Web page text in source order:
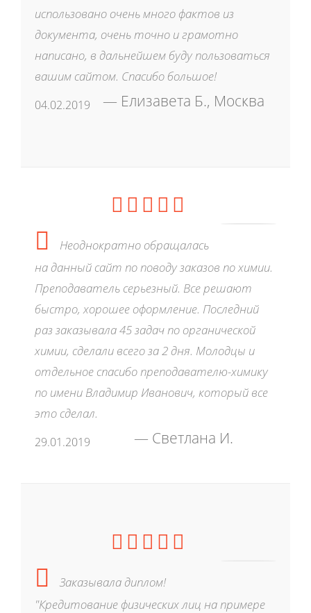
использовано очень много фактов из
документа, очень точно и грамотно
написано, в дальнейшем буду пользоваться
вашим сайтом. Спасибо большое!
04.02.2019 Елизавета Б., Москва
Неоднократно обращалась
на данный сайт по поводу заказов по химии.
Преподаватель серьезный. Все решают
быстро, хорошее оформление. Последний
раз заказывала 45 задач по органической
химии, сделали всего за 2 дня. Молодцы и
отдельное спасибо преподавателю-химику
по имени Владимир Иванович, который все
это сделал.
29.01.2019 Светлана И.
Заказывала диплом!
"Кредитование физических лиц на примере